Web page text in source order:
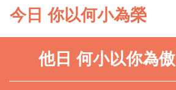
今日 你以何小為榮
他日 何小以你為傲